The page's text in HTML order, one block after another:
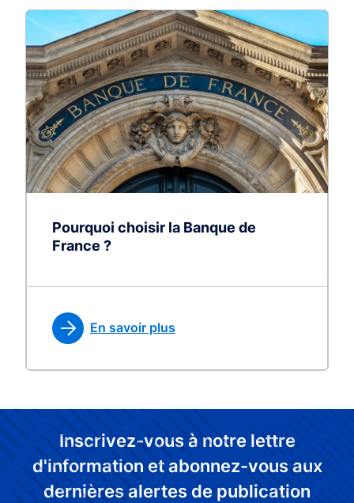
Pourquoi choisir la Banque de
France ?
En savoir plus
Inscrivez-vous à notre lettre
d'information et abonnez-vous aux
dernières alertes de publication